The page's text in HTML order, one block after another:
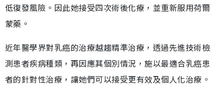
低復發風險。因此她接受四次術後化療，並重新服用荷爾
蒙藥。
近年醫學界對乳癌的治療越趨精準治療，透過先進技術檢
測患者疾病種類，再因應其個別情況，施以最適合乳癌患
者的針對性治療，讓她們可以接受更有效及個人化治療。